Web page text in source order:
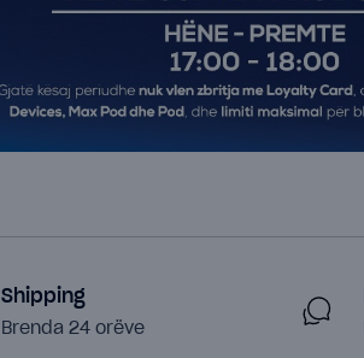
Shipping
Brenda 24 orëve